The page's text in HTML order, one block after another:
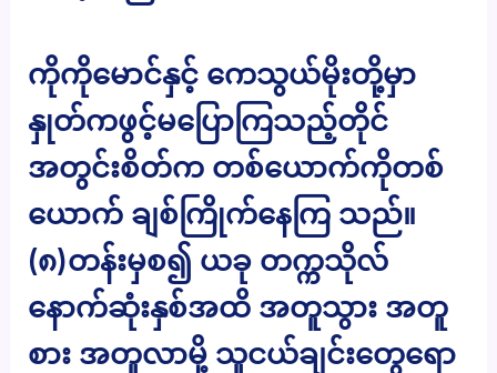
ကိုကိုမောင်နှင့် ကေသွယ်မိုးတို့မှာ
နှုတ်ကဖွင့်မပြောကြသည့်တိုင်
အတွင်းစိတ်က တစ်ယောက်ကိုတစ်
ယောက် ချစ်ကြိုက်နေကြ သည်။
(၈)တန်းမှစ၍ ယခု တက္ကသိုလ်
နောက်ဆုံးနှစ်အထိ အတူသွား အတူ
စား အတူလာမို့ သူငယ်ချင်းတွေရော